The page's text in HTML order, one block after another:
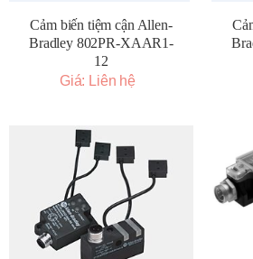
Cảm biến tiệm cận Allen-
Bradley 802PR-XAAR1-
12
Giá: Liên hệ